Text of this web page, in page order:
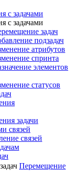
с задачами
с задачами
задач
подзадач
атрибутов
спринта
элементов
статусов
задачи
связей
связей
Перемещение